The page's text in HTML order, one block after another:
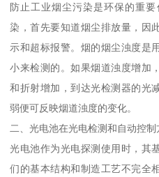
防止工业烟尘污染是环保的重
染，首先要知道烟尘排放量，因
示和超标报警。烟的烟尘浊度是
小来检测的。如果烟道浊度增加
和折射增加，到达光检测器的光
弱便可反映烟道浊度的变化。
二、光电池在光电检测和自动控制
光电池作为光电探测使用时，其
们的基本结构和制造工艺不完全